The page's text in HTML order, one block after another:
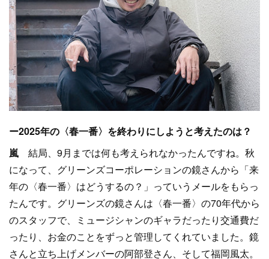
ー2025年の〈春一番〉を終わりにしようと考えたのは？
嵐 結局、9月までは何も考えられなかったんですね。秋
になって、グリーンズコーポレーションの鏡さんから「来
年の〈春一番〉はどうするの？」っていうメールをもらっ
たんです。グリーンズの鏡さんは〈春一番〉の70年代から
のスタッフで、ミュージシャンのギャラだったり交通費だ
ったり、お金のことをずっと管理してくれていました。鏡
さんと立ち上げメンバーの阿部登さん、そして福岡風太。